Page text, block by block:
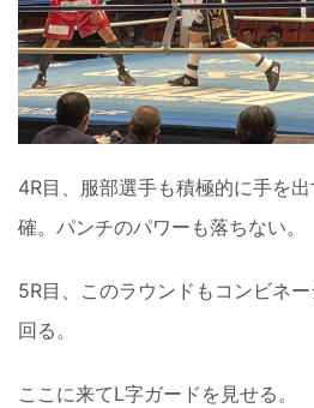
4R目、服部選手も積極的に手を
確。パンチのパワーも落ちない。
5R目、このラウンドもコンビネ
回る。
ここに来てL字ガードを見せる。